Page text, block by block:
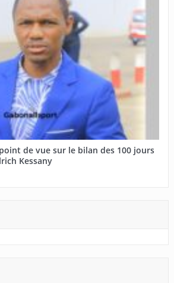
de vue sur le bilan des 100 jours
Kessany